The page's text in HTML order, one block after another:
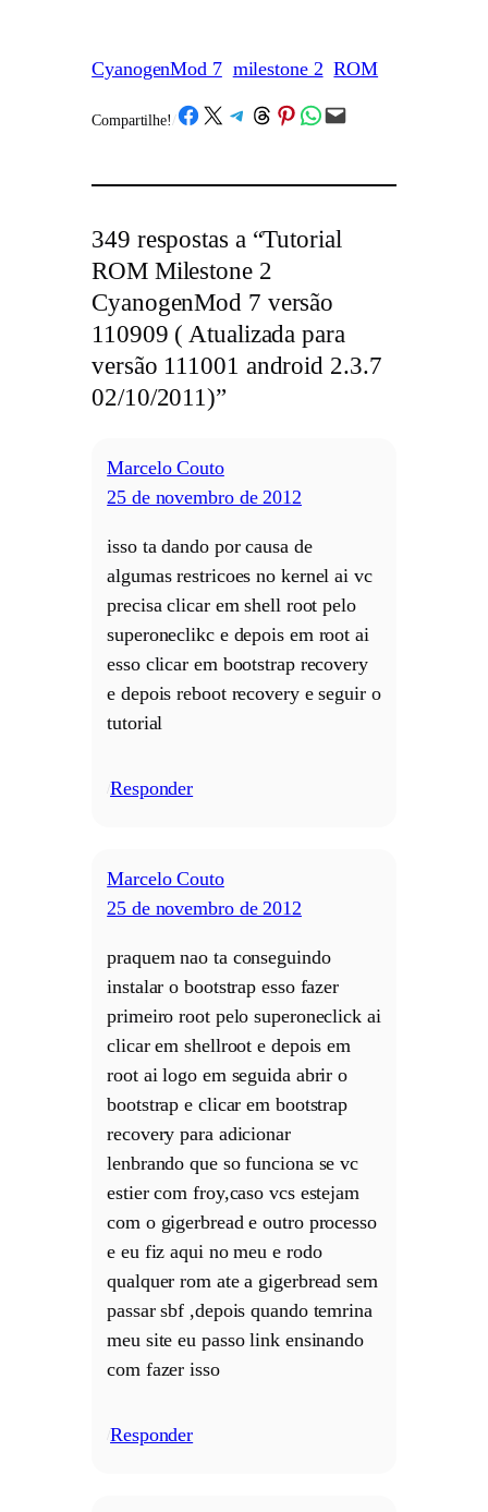
CyanogenMod 7 milestone 2 ROM
Compartilhe!/Share on Facebook
Share on X Share on Telegram
Share on Threads
Share on Pinterest
Share on WhatsApp
Email this Page
349 respostas a “Tutorial
ROM Milestone 2
CyanogenMod 7 versão
110909 ( Atualizada para
versão 111001 android 2.3.7
02/10/2011)”
Marcelo Couto
25 de novembro de 2012
isso ta dando por causa de
algumas restricoes no kernel ai vc
precisa clicar em shell root pelo
superoneclikc e depois em root ai
esso clicar em bootstrap recovery
e depois reboot recovery e seguir o
tutorial
Responder
Marcelo Couto
25 de novembro de 2012
praquem nao ta conseguindo
instalar o bootstrap esso fazer
primeiro root pelo superoneclick ai
clicar em shellroot e depois em
root ai logo em seguida abrir o
bootstrap e clicar em bootstrap
recovery para adicionar
lenbrando que so funciona se vc
estier com froy,caso vcs estejam
com o gigerbread e outro processo
e eu fiz aqui no meu e rodo
qualquer rom ate a gigerbread sem
passar sbf ,depois quando temrina
meu site eu passo link ensinando
com fazer isso
Responder